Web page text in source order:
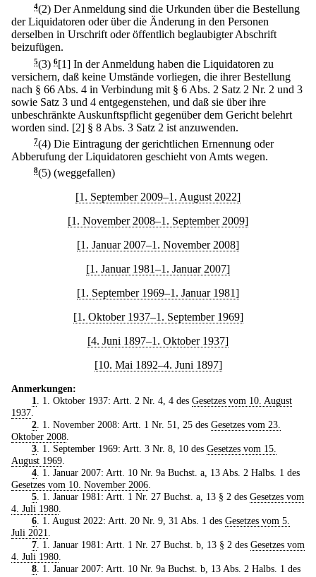
4(2) Der Anmeldung sind die Urkunden über die Bestellung
der Liquidatoren oder über die Änderung in den Personen
derselben in Urschrift oder öffentlich beglaubigter Abschrift
beizufügen.
5(3) 6[1] In der Anmeldung haben die Liquidatoren zu
versichern, daß keine Umstände vorliegen, die ihrer Bestellung
nach § 66 Abs. 4 in Verbindung mit § 6 Abs. 2 Satz 2 Nr. 2 und 3
sowie Satz 3 und 4 entgegenstehen, und daß sie über ihre
unbeschränkte Auskunftspflicht gegenüber dem Gericht belehrt
worden sind. [2] § 8 Abs. 3 Satz 2 ist anzuwenden.
7(4) Die Eintragung der gerichtlichen Ernennung oder
Abberufung der Liquidatoren geschieht von Amts wegen.
8(5) (weggefallen)
[1. September 2009–1. August 2022]
[1. November 2008–1. September 2009]
[1. Januar 2007–1. November 2008]
[1. Januar 1981–1. Januar 2007]
[1. September 1969–1. Januar 1981]
[1. Oktober 1937–1. September 1969]
[4. Juni 1897–1. Oktober 1937]
[10. Mai 1892–4. Juni 1897]
Anmerkungen:
1
. 1. Oktober 1937: Artt. 2 Nr. 4, 4 des Gesetzes vom 10. August
1937
2. 1. November 2008: Artt. 1 Nr. 51, 25 des Gesetzes vom 23.
Oktober 2008
3. 1. September 1969: Artt. 3 Nr. 8, 10 des Gesetzes vom 15.
August 1969
4. 1. Januar 2007: Artt. 10 Nr. 9a Buchst. a, 13 Abs. 2 Halbs. 1 des
Gesetzes vom 10. November 2006
5. 1. Januar 1981: Artt. 1 Nr. 27 Buchst. a, 13 § 2 des Gesetzes vom
4. Juli 1980
6. 1. August 2022: Artt. 20 Nr. 9, 31 Abs. 1 des Gesetzes vom 5.
Juli 2021
7. 1. Januar 1981: Artt. 1 Nr. 27 Buchst. b, 13 § 2 des Gesetzes vom
4. Juli 1980
8. 1. Januar 2007: Artt. 10 Nr. 9a Buchst. b, 13 Abs. 2 Halbs. 1 des